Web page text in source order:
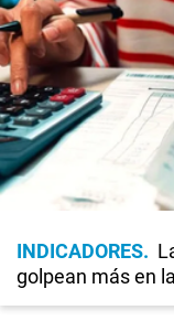
INDICADORES
golpean más en